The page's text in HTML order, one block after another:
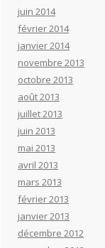
juin 2014
février 2014
janvier 2014
novembre 2013
octobre 2013
août 2013
juillet 2013
juin 2013
mai 2013
avril 2013
mars 2013
février 2013
janvier 2013
décembre 2012